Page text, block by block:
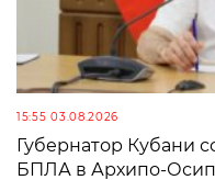
15:55 03.08.2026
Губернатор Кубани
БПЛА в Архипо-